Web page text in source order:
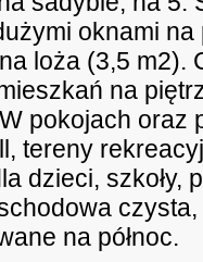
oknami na
loża (3,5 m2).
na
pokojach oraz
tereny
dzieci, szkoły,
na północ.